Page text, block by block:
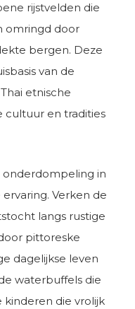
rijstvelden die
omringd door
bergen. Deze
van de
etnische
cultuur en tradities
onderdompeling in
Verken de
langs rustige
pittoreske
dagelijkse leven
waterbuffels die
kinderen die vrolijk